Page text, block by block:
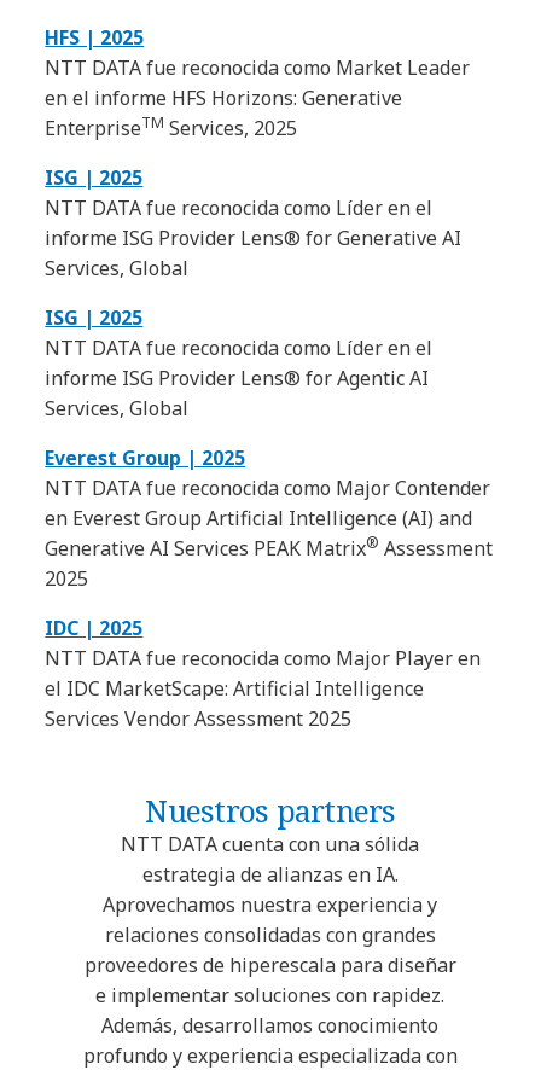
HFS | 2025
NTT DATA fue reconocida como Market Leader
en el informe HFS Horizons: Generative
EnterpriseTM Services, 2025
ISG | 2025
NTT DATA fue reconocida como Líder en el
informe ISG Provider Lens® for Generative AI
Services, Global
ISG | 2025
NTT DATA fue reconocida como Líder en el
informe ISG Provider Lens® for Agentic AI
Services, Global
Everest Group | 2025
NTT DATA fue reconocida como Major Contender
en Everest Group Artificial Intelligence (AI) and
Generative AI Services PEAK Matrix® Assessment
2025
IDC | 2025
NTT DATA fue reconocida como Major Player en
el IDC MarketScape: Artificial Intelligence
Services Vendor Assessment 2025
Nuestros partners
NTT DATA cuenta con una sólida
estrategia de alianzas en IA.
Aprovechamos nuestra experiencia y
relaciones consolidadas con grandes
proveedores de hiperescala para diseñar
e implementar soluciones con rapidez.
Además, desarrollamos conocimiento
profundo y experiencia especializada con